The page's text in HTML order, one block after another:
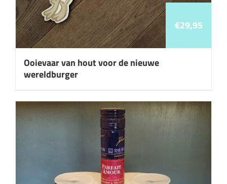
Ooievaar van hout voor de nieuwe
wereldburger
€29,95